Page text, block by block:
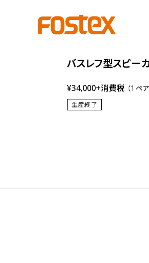
バスレフ型スピー
¥34,000+消費税 （1ペア
生産終了